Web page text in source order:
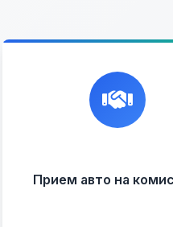
Прием авто на
Честная и
профессиональная
экспертиза, реклама,
переговоры с
Прием на